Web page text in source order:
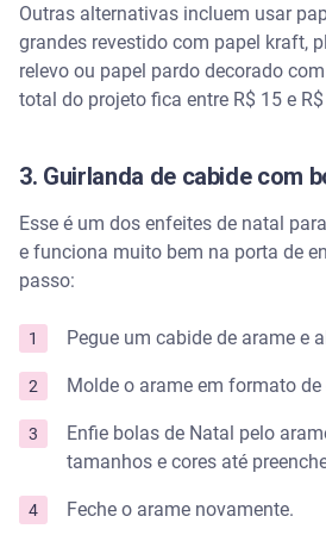
Outras alternativas incluem usar
grandes revestido com papel kraft,
relevo ou papel pardo decorado
total do projeto fica entre R$ 15 e
3. Guirlanda de cabide com
Esse é um dos enfeites de natal
e funciona muito bem na porta de
passo:
Pegue um cabide de arame e
Molde o arame em formato de
Enfie bolas de Natal pelo
tamanhos e cores até
Feche o arame novamente.